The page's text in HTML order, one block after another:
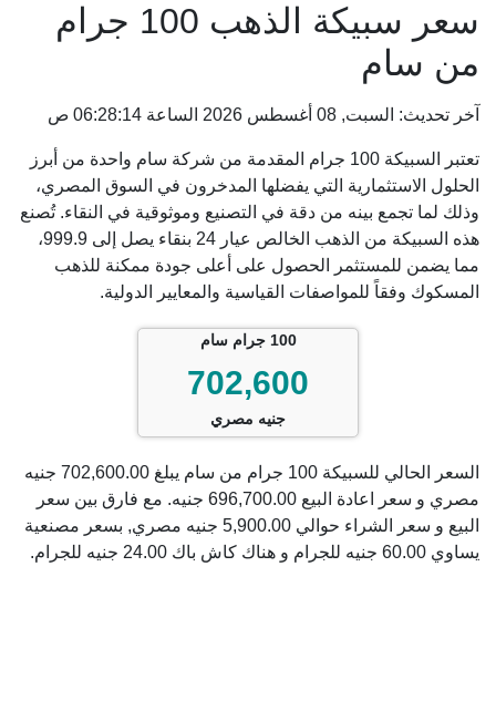
سعر سبيكة الذهب 100 جرام
من سام
آخر تحديث: السبت, 08 أغسطس 2026 الساعة 06:28:14 ص
تعتبر السبيكة 100 جرام المقدمة من شركة سام واحدة من أبرز
الحلول الاستثمارية التي يفضلها المدخرون في السوق المصري،
وذلك لما تجمع بينه من دقة في التصنيع وموثوقية في النقاء. تُصنع
هذه السبيكة من الذهب الخالص عيار 24 بنقاء يصل إلى 999.9،
مما يضمن للمستثمر الحصول على أعلى جودة ممكنة للذهب
المسكوك وفقاً للمواصفات القياسية والمعايير الدولية.
100 جرام سام
702,600
جنيه مصري
السعر الحالي للسبيكة 100 جرام من سام يبلغ 702,600.00 جنيه
مصري و سعر اعادة البيع 696,700.00 جنيه. مع فارق بين سعر
البيع و سعر الشراء حوالي 5,900.00 جنيه مصري, بسعر مصنعية
يساوي 60.00 جنيه للجرام و هناك كاش باك 24.00 جنيه للجرام.